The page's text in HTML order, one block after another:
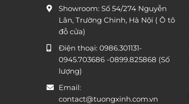
Showroom: Số 54/274 Nguyễn
Lân, Trường Chinh, Hà Nội ( Ô tô
đỗ cửa)
Điện thoại: 0986.301131-
0945.703686 -0899.825868 (Số
lượng)
Email:
contact@tuongxinh.com.vn